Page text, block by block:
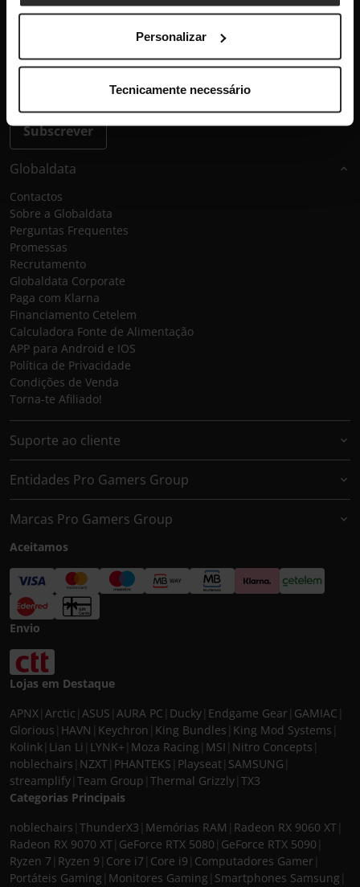
Personalizar
Tecnicamente necessário
Subscrever
e osTermos de Serviçoda Google.
Globaldata
Contactos
Sobre a Globaldata
Perguntas Frequentes
Promessas
Recrutamento
Globaldata Corporate
Paga com Klarna
Financiamento Cetelem
Calculadora Fonte de Alimentação
APP para Android e IOS
Política de Privacidade
Condições de Venda
Torna-te Afiliado!
Suporte ao cliente
Entidades Pro Gamers Group
Marcas Pro Gamers Group
Aceitamos
Envio
Lojas em Destaque
APNX Arctic ASUS AURA PC Ducky Endgame Gear GAMIAC
Glorious HAVN Keychron King Bundles King Mod Systems
Kolink Lian Li LYNK+ Moza Racing MSI Nitro Concepts
noblechairs NZXT PHANTEKS Playseat SAMSUNG
streamplify Team Group Thermal Grizzly TX3
Categorias Principais
noblechairs ThunderX3 Memórias RAM Radeon RX 9060 XT
Radeon RX 9070 XT GeForce RTX 5080 GeForce RTX 5090
Ryzen 7 Ryzen 9 Core i7 Core i9 Computadores Gamer
Portáteis Gaming Monitores Gaming Smartphones Samsung